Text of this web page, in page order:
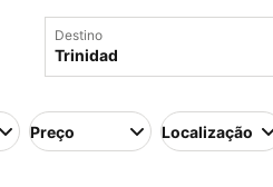
Destino
Preço Localização